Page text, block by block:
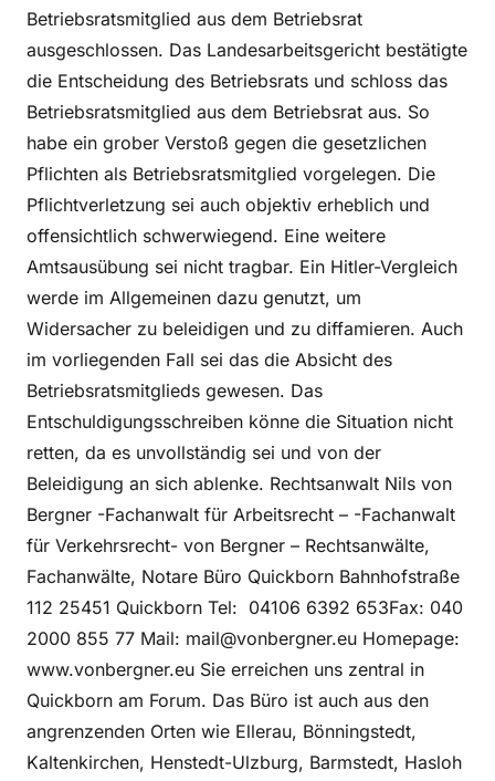
Betriebsratsmitglied aus dem Betriebsrat
ausgeschlossen. Das Landesarbeitsgericht bestätigte
die Entscheidung des Betriebsrats und schloss das
Betriebsratsmitglied aus dem Betriebsrat aus. So
habe ein grober Verstoß gegen die gesetzlichen
Pflichten als Betriebsratsmitglied vorgelegen. Die
Pflichtverletzung sei auch objektiv erheblich und
offensichtlich schwerwiegend. Eine weitere
Amtsausübung sei nicht tragbar. Ein Hitler-Vergleich
werde im Allgemeinen dazu genutzt, um
Widersacher zu beleidigen und zu diffamieren. Auch
im vorliegenden Fall sei das die Absicht des
Betriebsratsmitglieds gewesen. Das
Entschuldigungsschreiben könne die Situation nicht
retten, da es unvollständig sei und von der
Beleidigung an sich ablenke. Rechtsanwalt Nils von
Bergner -Fachanwalt für Arbeitsrecht – -Fachanwalt
für Verkehrsrecht- von Bergner – Rechtsanwälte,
Fachanwälte, Notare Büro Quickborn Bahnhofstraße
112 25451 Quickborn Tel: 04106 6392 653Fax: 040
2000 855 77 Mail: mail@vonbergner.eu Homepage:
www.vonbergner.eu Sie erreichen uns zentral in
Quickborn am Forum. Das Büro ist auch aus den
angrenzenden Orten wie Ellerau, Bönningstedt,
Kaltenkirchen, Henstedt-Ulzburg, Barmstedt, Hasloh